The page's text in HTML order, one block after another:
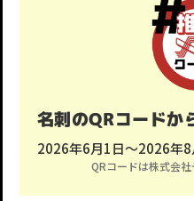
名刺のQRコードか
2026年6月1日〜2026年8
QRコードは株式会社